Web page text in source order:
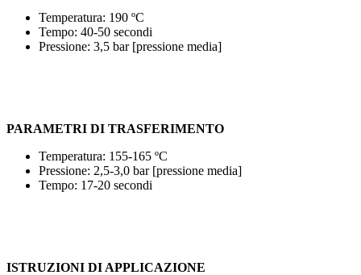
Temperatura: 190 ºC
Tempo: 40-50 secondi
Pressione: 3,5 bar[pressione media]
PARAMETRI DI TRASFERIMENTO
Temperatura: 155-165 ºC
Pressione: 2,5-3,0 bar[pressione media]
Tempo: 17-20 secondi
ISTRUZIONI DI APPLICAZIONE